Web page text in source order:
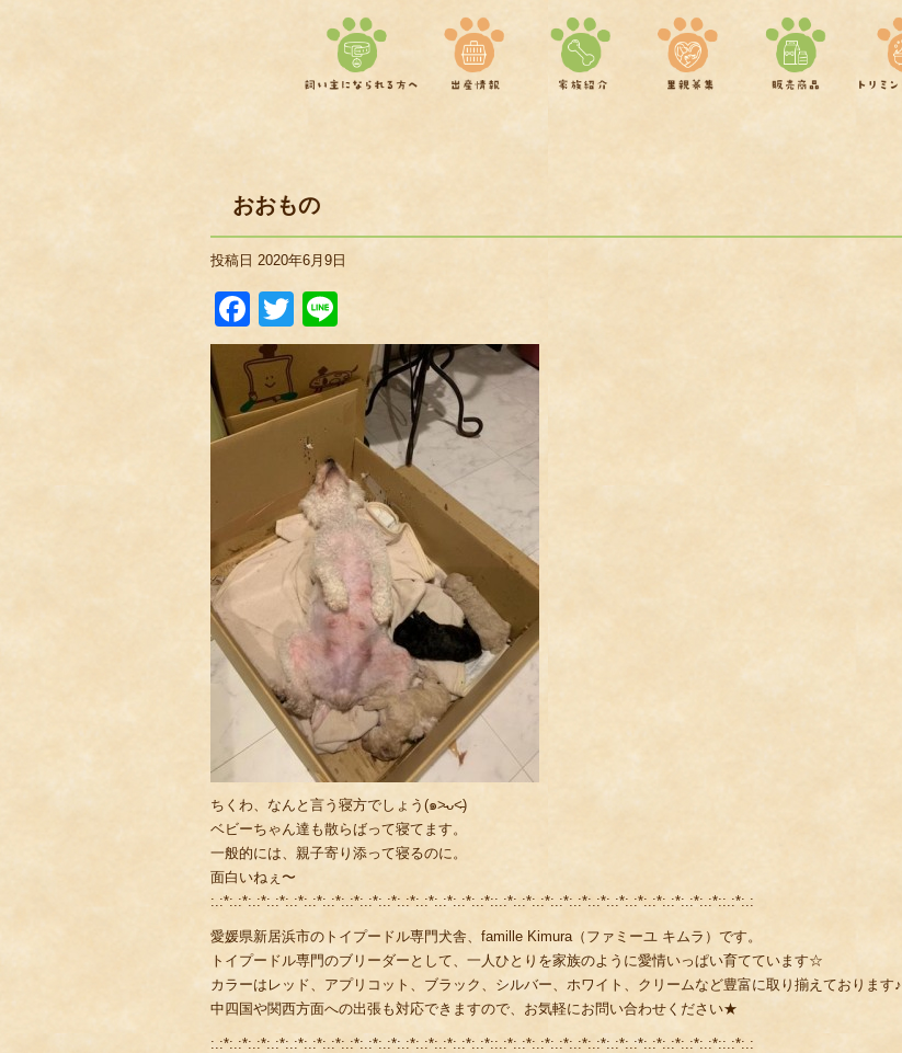
おおもの
投稿日 2020年6月9日
Facebook
Twitter
ちくわ、なんと言う寝方でしょう(๑˃̵ᴗ˂̵)
ベビーちゃん達も散らばって寝てます。
一般的には、親子寄り添って寝るのに。
面白いねぇ〜
:.:*:.:*:.:*:.:*:.:*:.:*:.:*:.:*:.:*:.:*:.:*:.:*:.:*:.:*:.:*::.:*:.:*:.:*:.:*:.:*:.:*:.:*:.:*:.:*:.:*:.:*:.:*::.:*:.:
愛媛県新居浜市のトイプードル専門犬舎、famille Kimura（ファミーユ キムラ）です。
トイプードル専門のブリーダーとして、一人ひとりを家族のように愛情いっぱい育てています☆
カラーはレッド、アプリコット、ブラック、シルバー、ホワイト、クリームなど豊富に取り揃えております♪
中四国や関西方面への出張も対応できますので、お気軽にお問い合わせください★
:.:*:.:*:.:*:.:*:.:*:.:*:.:*:.:*:.:*:.:*:.:*:.:*:.:*:.:*:.:*::.:*:.:*:.:*:.:*:.:*:.:*:.:*:.:*:.:*:.:*:.:*:.:*::.:*:.: